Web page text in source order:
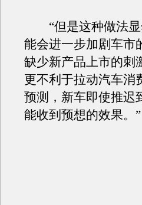
“但是这种做法显
能会进一步加剧车市
缺少新产品上市的刺
更不利于拉动汽车消
预测，新车即使推迟
能收到预想的效果。”